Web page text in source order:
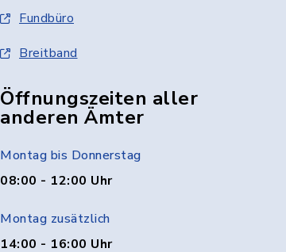
Fundbüro
Breitband
Öffnungszeiten aller
anderen Ämter
Montag bis Donnerstag
08:00 - 12:00 Uhr
Montag zusätzlich
14:00 - 16:00 Uhr